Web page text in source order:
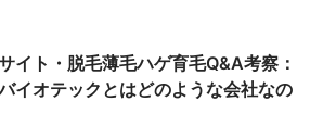
イト・脱毛薄毛ハゲ育毛Q&A考察：
イオテックとはどのような会社なの